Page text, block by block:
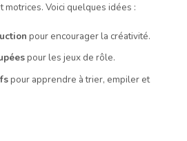
motrices. Voici quelques idées :
pour encourager la créativité.
pour les jeux de rôle.
pour apprendre à trier, empiler et